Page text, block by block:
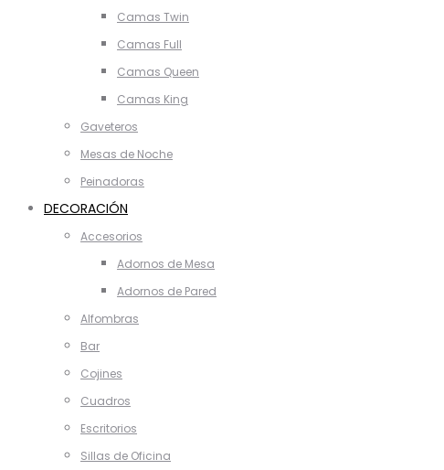
Camas Twin
Camas Full
Camas Queen
Camas King
Gaveteros
Mesas de Noche
Peinadoras
DECORACIÓN
Accesorios
Adornos de Mesa
Adornos de Pared
Alfombras
Bar
Cojines
Cuadros
Escritorios
Sillas de Oficina